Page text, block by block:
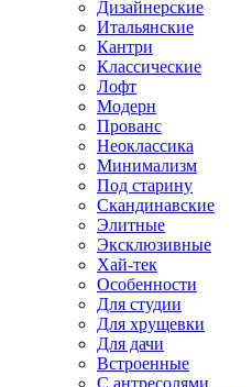
Дизайнерские
Итальянские
Кантри
Классические
Лофт
Модерн
Прованс
Неоклассика
Минимализм
Под старину
Скандинавские
Элитные
Эксклюзивные
Хай-тек
Особенности
Для студии
Для хрущевки
Для дачи
Встроенные
С антресолями